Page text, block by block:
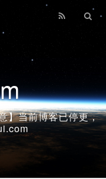
】当前博客已停更，